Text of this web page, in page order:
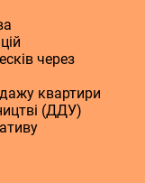
через
квартири
(ДДУ)